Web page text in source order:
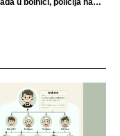
u bolnici, policija na